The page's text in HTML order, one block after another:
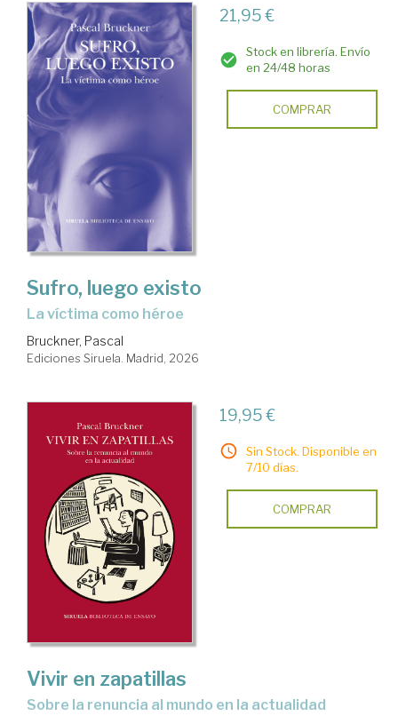
21,95 €
Stock en librería. Envío
en 24/48 horas
COMPRAR
Sufro, luego existo
La víctima como héroe
Bruckner, Pascal
Ediciones Siruela. Madrid, 2026
19,95 €
Sin Stock. Disponible en
7/10 días.
COMPRAR
Vivir en zapatillas
Sobre la renuncia al mundo en la actualidad